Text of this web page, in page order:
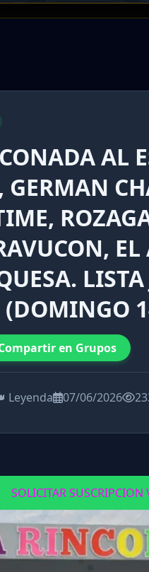
AL
GERMAN
(DOMINGO
en Grupos
Leyenda 07/06/2026
SOLICITAR SUSCRIPCION